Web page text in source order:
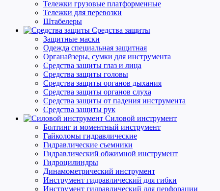
Тележки грузовые платформенные
Тележки для перевозки
Штабелеры
Средства защиты
Защитные маски
Одежда специальная защитная
Органайзеры, сумки для инструмента
Средства защиты глаз и лица
Средства защиты головы
Средства защиты органов дыхания
Средства защиты органов слуха
Средства защиты от падения инструмента
Средства защиты рук
Силовой инструмент
Болтинг и моментный инструмент
Гайколомы гидравлические
Гидравлические съемники
Гидравлический обжимной инструмент
Гидроцилиндры
Динамометрический инструмент
Инструмент гидравлический для гибки
Инструмент гидравлический для перфорации